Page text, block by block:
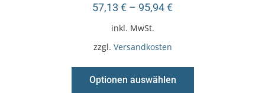
57,13 € – 95,94€
inkl. MwSt.
zzgl. Versandkosten
Optionen auswählen